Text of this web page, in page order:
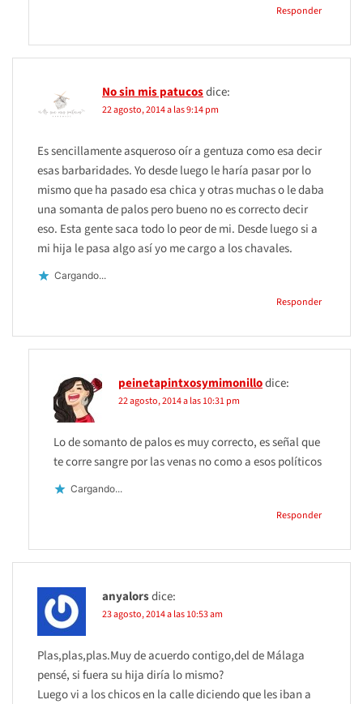
Responder
No sin mis patucosdice:
22 agosto, 2014 a las 9:14 pm
Es sencillamente asqueroso oír a gentuza como esa decir
esas barbaridades. Yo desde luego le haría pasar por lo
mismo que ha pasado esa chica y otras muchas o le daba
una somanta de palos pero bueno no es correcto decir
eso. Esta gente saca todo lo peor de mi. Desde luego si a
mi hija le pasa algo así yo me cargo a los chavales.
Cargando...
Responder
peinetapintxosymimonillodice:
22 agosto, 2014 a las 10:31 pm
Lo de somanto de palos es muy correcto, es señal que
te corre sangre por las venas no como a esos políticos
Cargando...
Responder
anyalorsdice:
23 agosto, 2014 a las 10:53 am
Plas,plas,plas.Muy de acuerdo contigo,del de Málaga
pensé, si fuera su hija diría lo mismo?
Luego vi a los chicos en la calle diciendo que les iban a